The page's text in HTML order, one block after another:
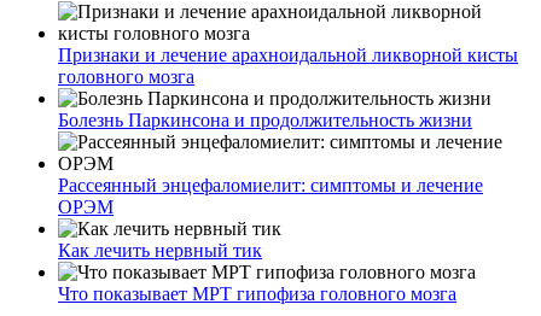
Признаки и лечение арахноидальной ликворной кисты
головного мозга
Болезнь Паркинсона и продолжительность жизни
Рассеянный энцефаломиелит: симптомы и лечение
ОРЭМ
Как лечить нервный тик
Что показывает МРТ гипофиза головного мозга